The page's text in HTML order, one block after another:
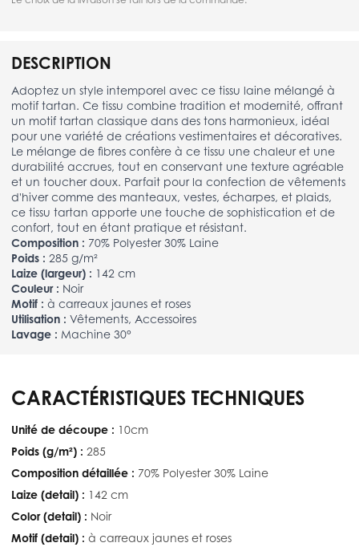
DESCRIPTION
Adoptez un style intemporel avec ce tissu laine mélangé à
motif tartan. Ce tissu combine tradition et modernité, offrant
un motif tartan classique dans des tons harmonieux, idéal
pour une variété de créations vestimentaires et décoratives.
Le mélange de fibres confère à ce tissu une chaleur et une
durabilité accrues, tout en conservant une texture agréable
et un toucher doux. Parfait pour la confection de vêtements
d'hiver comme des manteaux, vestes, écharpes, et plaids,
ce tissu tartan apporte une touche de sophistication et de
confort, tout en étant pratique et résistant.
Composition : 70% Polyester 30% Laine
Poids : 285 g/m²
Laize (largeur) : 142 cm
Couleur : Noir
Motif : à carreaux jaunes et roses
Utilisation : Vêtements, Accessoires
Lavage : Machine 30°
CARACTÉRISTIQUES TECHNIQUES
Unité de découpe : 10cm
Poids (g/m²) : 285
Composition détaillée : 70% Polyester 30% Laine
Laize (detail) : 142 cm
Color (detail) : Noir
Motif (detail) : à carreaux jaunes et roses